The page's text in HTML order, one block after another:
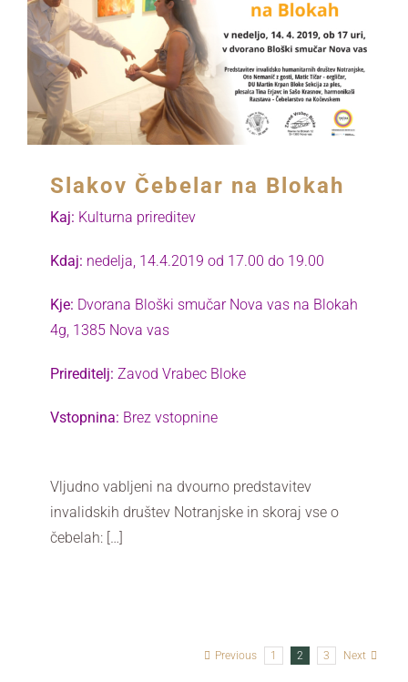
Slakov Čebelar na Blokah
Kaj: Kulturna prireditev
Kdaj: nedelja, 14.4.2019 od 17.00 do 19.00
Kje: Dvorana Bloški smučar Nova vas na Blokah
4g, 1385 Nova vas
Prireditelj: Zavod Vrabec Bloke
Vstopnina: Brez vstopnine
Vljudno vabljeni na dvourno predstavitev
invalidskih društev Notranjske in skoraj vse o
čebelah: […]
Previous 1 2 3 Next